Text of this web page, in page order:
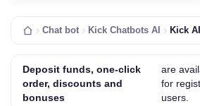
Chat bot Kick Chatbots AI
Deposit funds, one-click
order, discounts and
bonuses
are
for
users.